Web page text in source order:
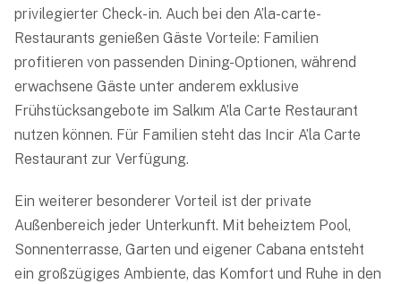
privilegierter Check-in. Auch bei den A’la-carte-
Restaurants genießen Gäste Vorteile: Familien
profitieren von passenden Dining-Optionen, während
erwachsene Gäste unter anderem exklusive
Frühstücksangebote im Salkım A’la Carte Restaurant
nutzen können. Für Familien steht das Incir A’la Carte
Restaurant zur Verfügung.
Ein weiterer besonderer Vorteil ist der private
Außenbereich jeder Unterkunft. Mit beheiztem Pool,
Sonnenterrasse, Garten und eigener Cabana entsteht
ein großzügiges Ambiente, das Komfort und Ruhe in den